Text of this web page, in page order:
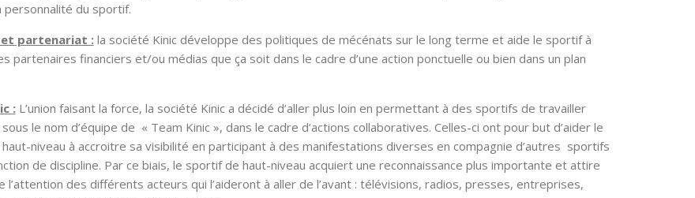
personnalité du sportif.
partenariat : la société Kinic développe des politiques de mécénats sur le long terme et aide le sportif à
partenaires financiers et/ou médias que ça soit dans le cadre d’une action ponctuelle ou bien dans un plan
: L’union faisant la force, la société Kinic a décidé d’aller plus loin en permettant à des sportifs de travailler
le nom d’équipe de « Team Kinic », dans le cadre d’actions collaboratives. Celles-ci ont pour but d’aider le
niveau à accroitre sa visibilité en participant à des manifestations diverses en compagnie d’autres sportifs
de discipline. Par ce biais, le sportif de haut-niveau acquiert une reconnaissance plus importante et attire
l’attention des différents acteurs qui l’aideront à aller de l’avant : télévisions, radios, presses, entreprises,